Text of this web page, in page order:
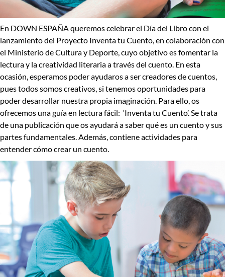
En DOWN ESPAÑA queremos celebrar el Día del Librocon el
lanzamiento del Proyecto Inventa tu Cuento, en colaboración con
el Ministerio de Cultura y Deporte, cuyo objetivo esfomentar la
lectura y la creatividad literariaa través del cuento. En esta
ocasión, esperamos poder ayudaros a sercreadoresdecuentos,
pues todos somos creativos, si tenemos oportunidades para
poder desarrollar nuestra propia imaginación. Para ello, os
ofrecemos una guía en lectura fácil: ‘Inventa tu Cuento’.Se trata
de una publicación que os ayudará a saber qué es un cuento y sus
partes fundamentales. Además, contiene actividades para
entender cómo crear un cuento.